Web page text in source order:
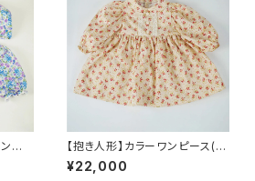
ネッ
(ブ
【抱き人形】カラーワンピース(サ
ーモンピンク)
¥22,000